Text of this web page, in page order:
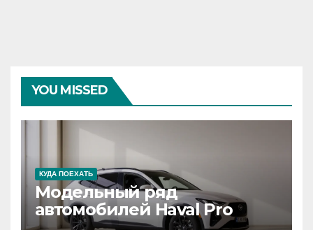
YOU MISSED
КУДА ПОЕХАТЬ
Модельный ряд
автомобилей Haval Pro